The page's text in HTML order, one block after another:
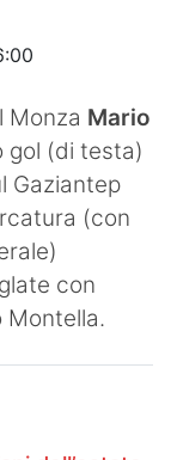
Monza Mario
gol (di testa)
Gaziantep
(con
con
Montella.